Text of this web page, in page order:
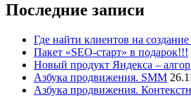
Последние записи
Где найти клиентов на создание
Пакет «SEO-старт» в подарок!!!
Новый продукт Яндекса –
Азбука продвижения. SMM
Азбука продвижения.